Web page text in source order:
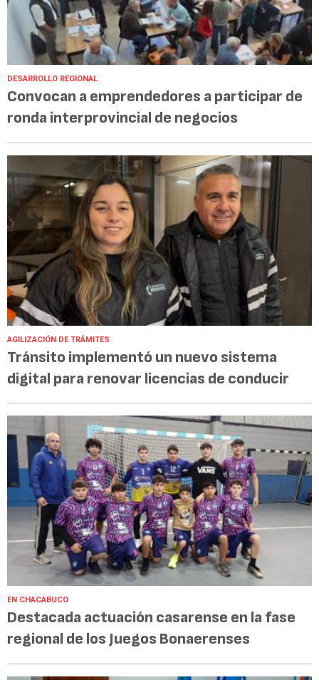
DESARROLLO REGIONAL
Convocan a emprendedores a participar de
ronda interprovincial de negocios
AGILIZACIÓN DE TRÁMITES
Tránsito implementó un nuevo sistema
digital para renovar licencias de conducir
EN CHACABUCO
Destacada actuación casarense en la fase
regional de los Juegos Bonaerenses